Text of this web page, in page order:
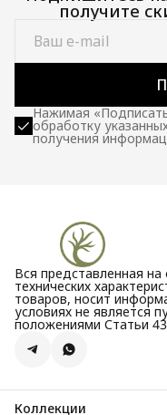
получите
Нажимая
обработку
получения
Вся представленная
технических
товаров, носит
условиях не является
положениями Статьи
Коллекции